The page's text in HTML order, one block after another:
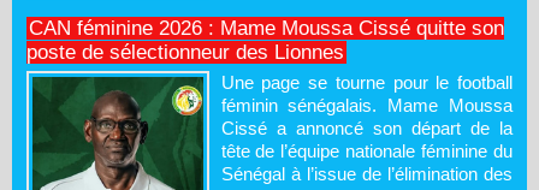
CAN féminine 2026 : Mame Moussa Cissé quitte son
poste de sélectionneur des Lionnes
Une page se tourne pour le football
féminin sénégalais. Mame Moussa
Cissé a annoncé son départ de la
tête de l’équipe nationale féminine du
Sénégal à l’issue de l’élimination des